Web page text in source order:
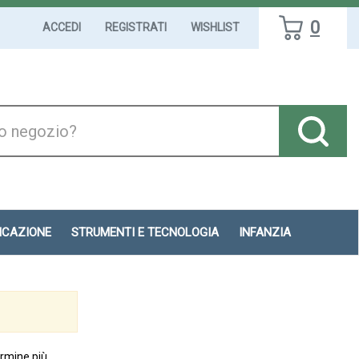
ACCEDI REGISTRATI WISHLIST 0
STRUMENTI E TECNOLOGIA INFANZIA